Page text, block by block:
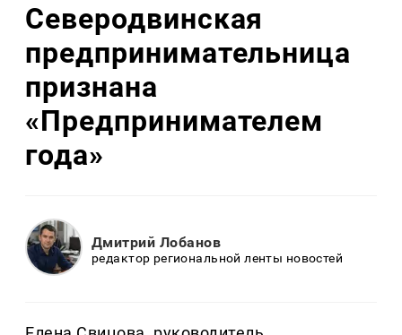
Северодвинская
предпринимательница
признана
«Предпринимателем
года»
Дмитрий Лобанов
редактор региональной ленты новостей